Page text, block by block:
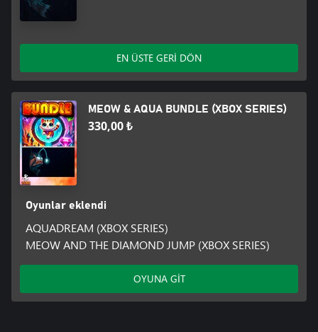
EN ÜSTE GERİ DÖN
MEOW & AQUA BUNDLE (XBOX SERIES)
330,00 ₺
Oyunlar eklendi
AQUADREAM (XBOX SERIES)
MEOW AND THE DIAMOND JUMP (XBOX SERIES)
OYUNA GİT